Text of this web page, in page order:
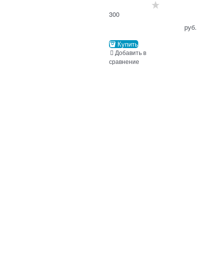
300
                                      руб.
Купить
Добавить в
сравнение